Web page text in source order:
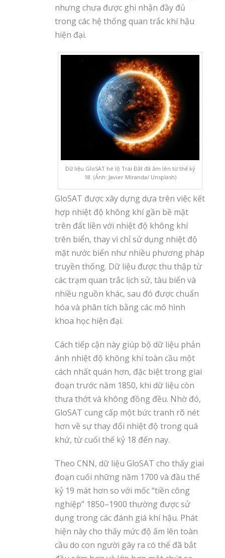
nhưng chưa được ghi nhận đầy đủ
trong các hệ thống quan trắc khí hậu
hiện đại.
Dữ liệu GloSAT hé lộ Trái Đất đã ấm lên từ thế kỷ
18. (Ảnh: Javier Miranda/ Unsplash)
GloSAT được xây dựng dựa trên việc kết
hợp nhiệt độ không khí gần bề mặt
trên đất liền với nhiệt độ không khí
trên biển, thay vì chỉ sử dụng nhiệt độ
mặt nước biển như nhiều phương pháp
truyền thống. Dữ liệu được thu thập từ
các trạm quan trắc lịch sử, tàu biển và
nhiều nguồn khác, sau đó được chuẩn
hóa và phân tích bằng các mô hình
khoa học hiện đại.
Cách tiếp cận này giúp bộ dữ liệu phản
ánh nhiệt độ không khí toàn cầu một
cách nhất quán hơn, đặc biệt trong giai
đoạn trước năm 1850, khi dữ liệu còn
thưa thớt và không đồng đều. Nhờ đó,
GloSAT cung cấp một bức tranh rõ nét
hơn về sự thay đổi nhiệt độ trong quá
khứ, từ cuối thế kỷ 18 đến nay.
Theo CNN, dữ liệu GloSAT cho thấy giai
đoạn cuối những năm 1700 và đầu thế
kỷ 19 mát hơn so với mốc “tiền công
nghiệp” 1850–1900 thường được sử
dụng trong các đánh giá khí hậu. Phát
hiện này cho thấy mức độ ấm lên toàn
cầu do con người gây ra có thể đã bắt